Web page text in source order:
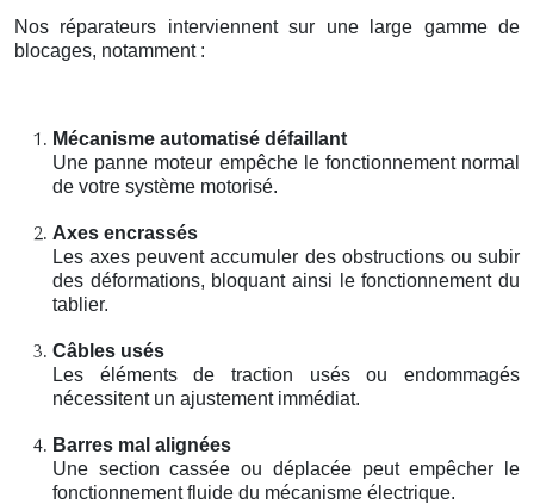
Nos réparateurs interviennent sur une large gamme de
blocages, notamment :
Mécanisme automatisé défaillant
Une panne moteur empêche le fonctionnement normal
de votre système motorisé.
Axes encrassés
Les axes peuvent accumuler des obstructions ou subir
des déformations, bloquant ainsi le fonctionnement du
tablier.
Câbles usés
Les éléments de traction usés ou endommagés
nécessitent un ajustement immédiat.
Barres mal alignées
Une section cassée ou déplacée peut empêcher le
fonctionnement fluide du mécanisme électrique.